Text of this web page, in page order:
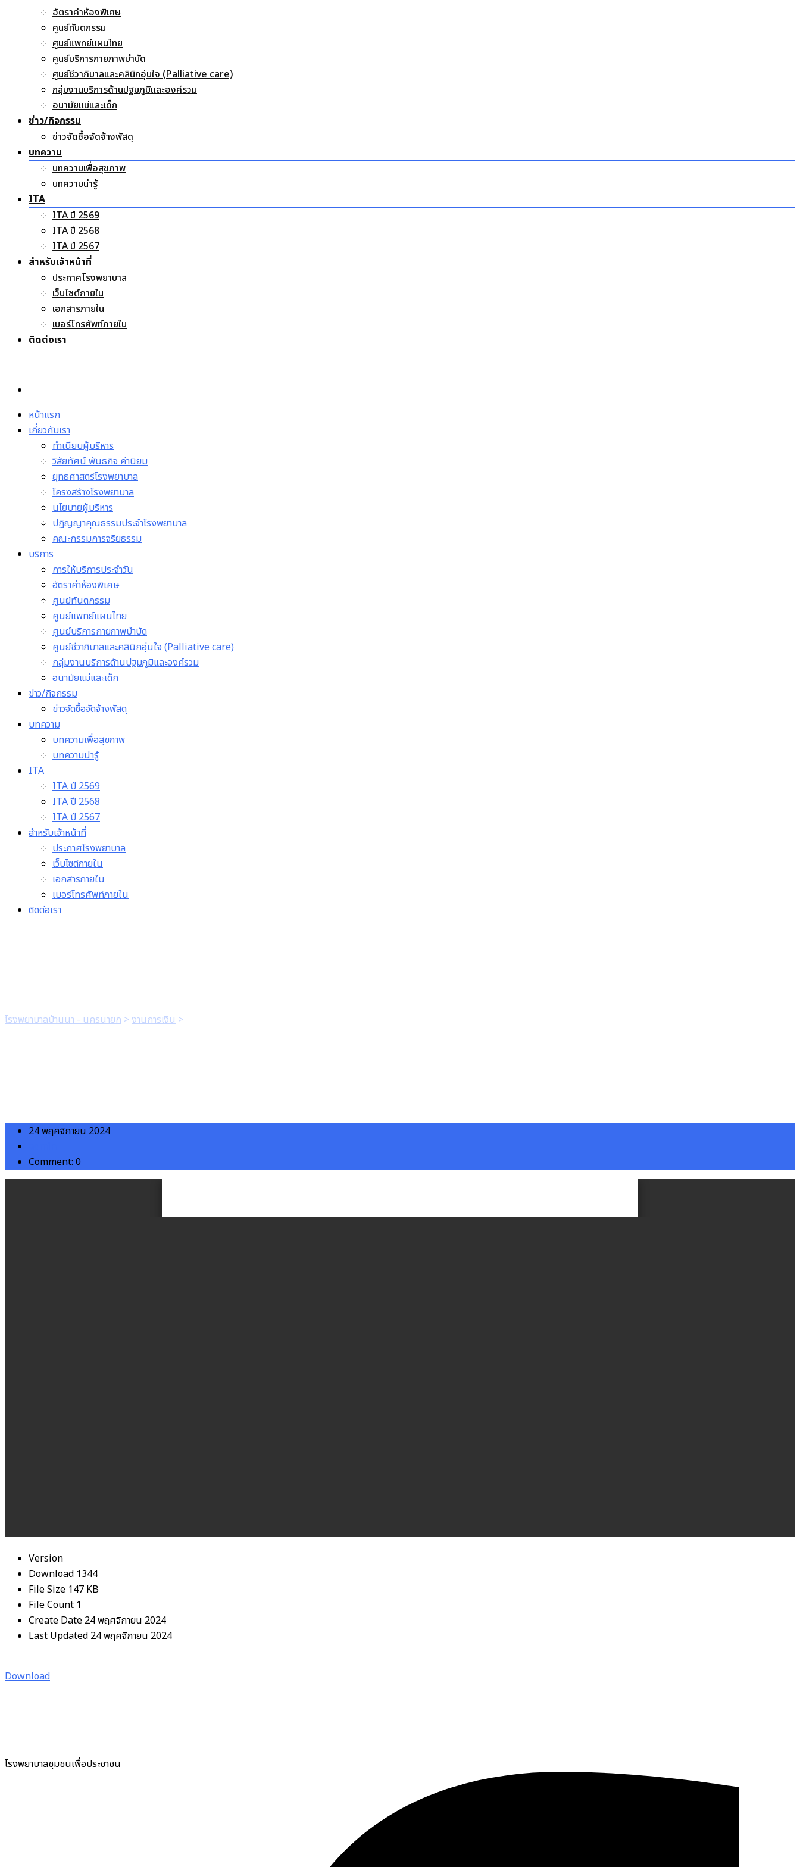
อัตราค่าห้องพิเศษ
ศูนย์ทันตกรรม
ศูนย์แพทย์แผนไทย
ศูนย์บริการกายภาพบำบัด
ศูนย์ชีวาภิบาลและคลินิกอุ่นใจ (Palliative care)
กลุ่มงานบริการด้านปฐมภูมิและองค์รวม
อนามัยแม่และเด็ก
ข่าว/กิจกรรม
ข่าวจัดซื้อจัดจ้างพัสดุ
บทความ
บทความเพื่อสุขภาพ
บทความน่ารู้
ITA
ITA ปี 2569
ITA ปี 2568
ITA ปี 2567
สำหรับเจ้าหน้าที่
ประกาศโรงพยาบาล
เว็บไซต์ภายใน
เอกสารภายใน
เบอร์โทรศัพท์ภายใน
ติดต่อเรา
หน้าแรก
เกี่ยวกับเรา
ทำเนียบผู้บริหาร
วิสัยทัศน์ พันธกิจ ค่านิยม
ยุทธศาสตร์โรงพยาบาล
โครงสร้างโรงพยาบาล
นโยบายผู้บริหาร
ปฏิญญาคุณธรรมประจำโรงพยาบาล
คณะกรรมการจริยธรรม
บริการ
การให้บริการประจำวัน
อัตราค่าห้องพิเศษ
ศูนย์ทันตกรรม
ศูนย์แพทย์แผนไทย
ศูนย์บริการกายภาพบำบัด
ศูนย์ชีวาภิบาลและคลินิกอุ่นใจ (Palliative care)
กลุ่มงานบริการด้านปฐมภูมิและองค์รวม
อนามัยแม่และเด็ก
ข่าว/กิจกรรม
ข่าวจัดซื้อจัดจ้างพัสดุ
บทความ
บทความเพื่อสุขภาพ
บทความน่ารู้
ITA
ITA ปี 2569
ITA ปี 2568
ITA ปี 2567
สำหรับเจ้าหน้าที่
ประกาศโรงพยาบาล
เว็บไซต์ภายใน
เอกสารภายใน
เบอร์โทรศัพท์ภายใน
ติดต่อเรา
โรงพยาบาลบ้านนา - นครนายก > งานการเงิน >
24 พฤศจิกายน 2024
Comment: 0
Version
Download 1344
File Size 147 KB
File Count 1
Create Date 24 พฤศจิกายน 2024
Last Updated 24 พฤศจิกายน 2024
Download
โรงพยาบาลชุมชนเพื่อประชาชน